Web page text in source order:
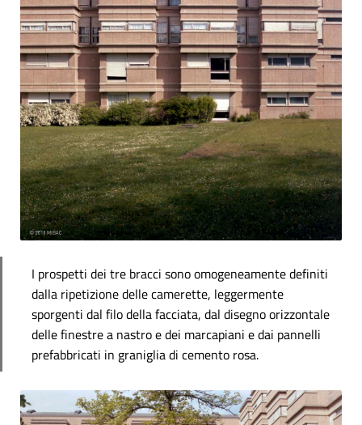
I prospetti dei tre bracci sono omogeneamente definiti
dalla ripetizione delle camerette, leggermente
sporgenti dal filo della facciata, dal disegno orizzontale
delle finestre a nastro e dei marcapiani e dai pannelli
prefabbricati in graniglia di cemento rosa.